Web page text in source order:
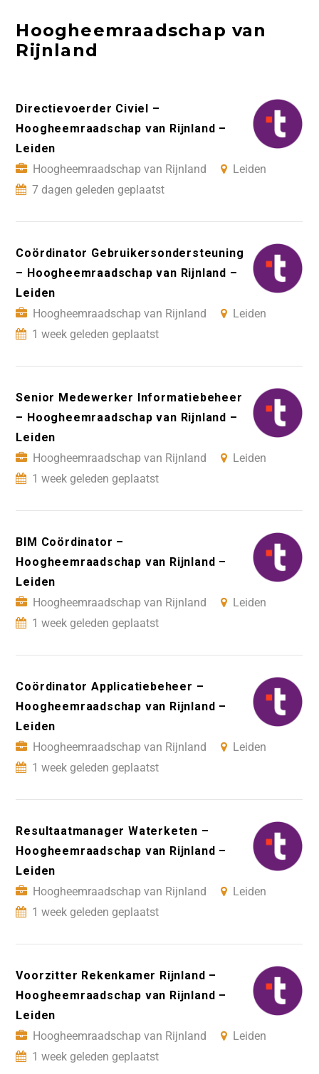
Hoogheemraadschap van
Rijnland
Directievoerder Civiel –
Hoogheemraadschap van Rijnland –
Leiden
Hoogheemraadschap van Rijnland
Leiden
7 dagen geleden geplaatst
Coördinator Gebruikersondersteuning
– Hoogheemraadschap van Rijnland –
Leiden
Hoogheemraadschap van Rijnland
Leiden
1 week geleden geplaatst
Senior Medewerker Informatiebeheer
– Hoogheemraadschap van Rijnland –
Leiden
Hoogheemraadschap van Rijnland
Leiden
1 week geleden geplaatst
BIM Coördinator –
Hoogheemraadschap van Rijnland –
Leiden
Hoogheemraadschap van Rijnland
Leiden
1 week geleden geplaatst
Coördinator Applicatiebeheer –
Hoogheemraadschap van Rijnland –
Leiden
Hoogheemraadschap van Rijnland
Leiden
1 week geleden geplaatst
Resultaatmanager Waterketen –
Hoogheemraadschap van Rijnland –
Leiden
Hoogheemraadschap van Rijnland
Leiden
1 week geleden geplaatst
Voorzitter Rekenkamer Rijnland –
Hoogheemraadschap van Rijnland –
Leiden
Hoogheemraadschap van Rijnland
Leiden
1 week geleden geplaatst